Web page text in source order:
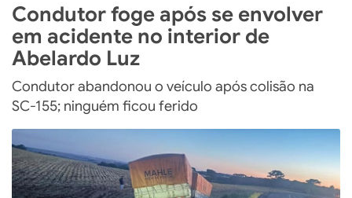
Condutor foge após se envolver
em acidente no interior de
Abelardo Luz
Condutor abandonou o veículo após colisão na
SC-155; ninguém ficou ferido